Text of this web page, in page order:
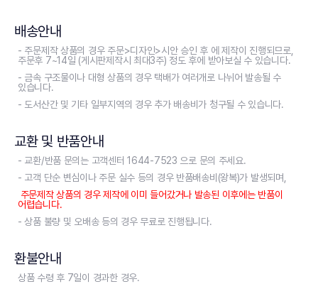
배송안내
- 주문제작 상품의 경우 주문>디자인>시안 승인 후 에 제작이 진행되므로,
주문후 7~14일 (게시판제작시 최대3주) 정도 후에 받아보실 수 있습니다.
- 금속 구조물이나 대형 상품의 경우 택배가 여러개로 나뉘어 발송될 수
있습니다.
- 도서산간 및 기타 일부지역의 경우 추가 배송비가 청구될 수 있습니다.
교환 및 반품안내
- 교환/반품 문의는 고객센터 1644-7523 으로 문의 주세요.
- 고객 단순 변심이나 주문 실수 등의 경우 반품배송비(왕복)가 발생되며,
주문제작 상품의 경우 제작에 이미 들어갔거나 발송된 이후에는 반품이
어렵습니다.
- 상품 불량 및 오배송 등의 경우 무료로 진행됩니다.
환불안내
상품 수령 후 7일이 경과한 경우.